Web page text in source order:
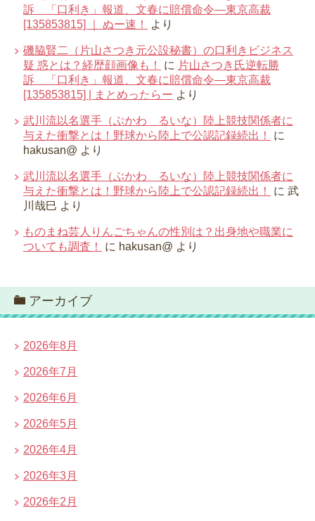
訴 「口利き」報道、文春に賠償命令―東京高裁
[135853815] ｜ ぬー速！
より
磯脇賢二（片山さつき元公設秘書）の口利きビジネス
疑 惑とは？経歴顔画像も！
に 片山さつき氏逆転勝
訴 「口利き」報道、文春に賠償命令―東京高裁
[135853815] | まとめったらー より
武川流以名選手（ぶかわ るいな）陸上競技関係者に
与えた衝撃とは！野球から陸上で公認記録続出！
に
hakusan@ より
武川流以名選手（ぶかわ るいな）陸上競技関係者に
与えた衝撃とは！野球から陸上で公認記録続出！
に 武
川哉巳 より
ものまね芸人りんごちゃんの性別は？出身地や職業に
ついても調査！
に hakusan@ より
アーカイブ
2026年8月
2026年7月
2026年6月
2026年5月
2026年4月
2026年3月
2026年2月